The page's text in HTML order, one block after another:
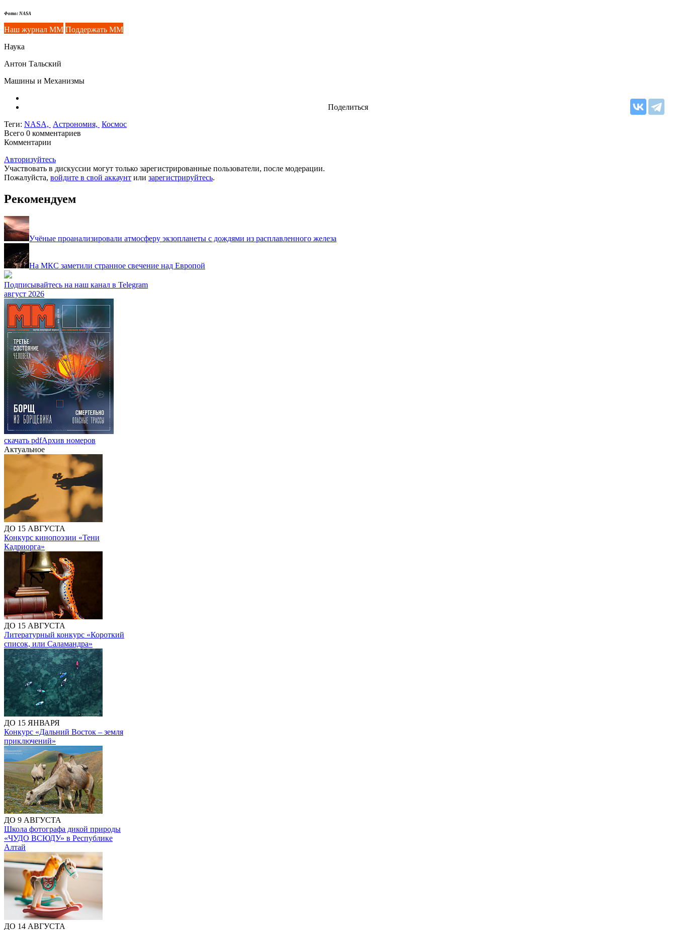
Фото: NASA
Наш журнал ММ Поддержать ММ
Наука
Антон Тальский
Машины и Механизмы
Поделиться
Теги: NASA, Астрономия, Космос
Всего 0 комментариев
Комментарии
Авторизуйтесь
Участвовать в дискуссии могут только зарегистрированные пользователи, после модерации.
Пожалуйста, войдите в свой аккаунт или зарегистрируйтесь.
Рекомендуем
Учёные проанализировали атмосферу экзопланеты с дождями из расплавленного железа
На МКС заметили странное свечение над Европой
Подписывайтесь на наш канал в Telegram
август 2026
скачать pdfАрхив номеров
Актуальное
ДО 15 АВГУСТА
Конкурс кинопоэзии «Тени
Кадриорга»
ДО 15 АВГУСТА
Литературный конкурс «Короткий
список, или Саламандра»
ДО 15 ЯНВАРЯ
Конкурс «Дальний Восток – земля
приключений»
ДО 9 АВГУСТА
Школа фотографа дикой природы
«ЧУДО ВСЮДУ» в Республике
Алтай
ДО 14 АВГУСТА